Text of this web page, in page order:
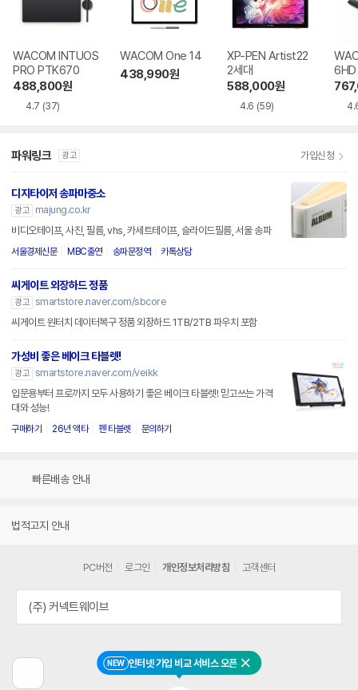
NEW 인터넷 가입 비교 서비스 오픈 닫기
WACOM INTUOS
PRO PTK670
488,800원
4.7 (37)
WACOM One 14
438,990원
XP-PEN Artist22
2세대
588,000원
4.6 (59)
6HD
파워링크 광고 가입신청
디지타이저 송파마중소
광고
majung.co.kr
비디오테이프, 사진, 필름, vhs, 카세트테이프, 슬라이드필름, 서울 송파
서울경제신문 MBC출연 송파문정역 카톡상담
씨게이트 외장하드 정품
광고 smartstore.naver.com/sbcore
씨게이트 원터치 데이터복구 정품 외장하드 1TB/2TB 파우치 포함
가성비 좋은 베이크 타블렛!
광고 smartstore.naver.com/veikk
입문용부터 프로까지 모두 사용하기 좋은 베이크 타블렛! 믿고쓰는 가격
대와 성능!
구매하기 26년 액타 펜 타블렛 문의하기
빠른배송 안내
법적고지 안내
PC버전 로그인 개인정보처리방침 고객센터
(주) 커넥트웨이브